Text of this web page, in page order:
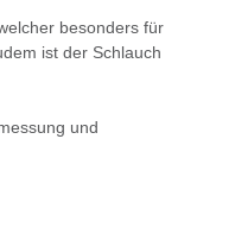
besonders für
ist der Schlauch
und